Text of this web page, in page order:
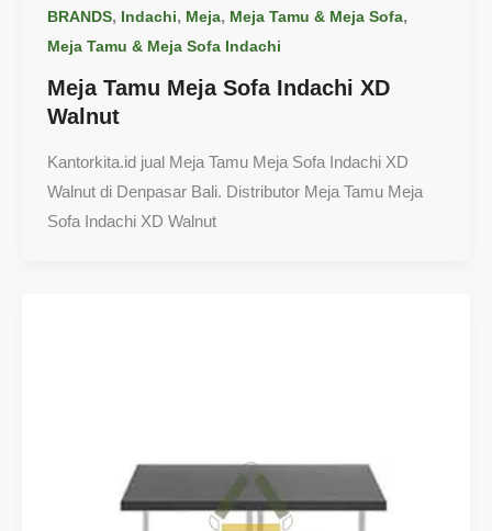
BRANDS, Indachi, Meja, Meja Tamu & Meja Sofa,
Meja Tamu & Meja Sofa Indachi
Meja Tamu Meja Sofa Indachi XD
Walnut
Kantorkita.id jual Meja Tamu Meja Sofa Indachi XD
Walnut di Denpasar Bali. Distributor Meja Tamu Meja
Sofa Indachi XD Walnut